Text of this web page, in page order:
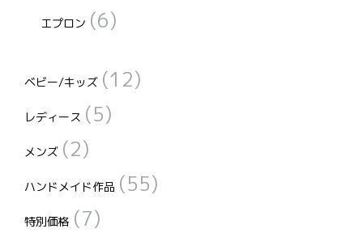
エプロン (6)
ベビー/キッズ (12)
レディース (5)
メンズ (2)
ハンドメイド作品 (55)
特別価格 (7)